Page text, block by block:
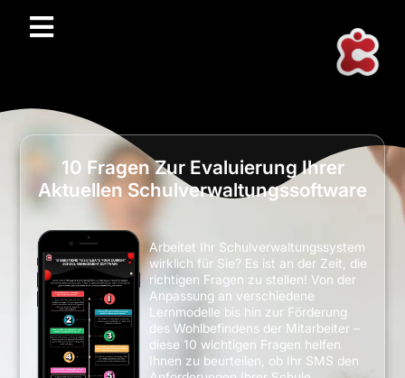
10 Fragen Zur Evaluierung Ihrer
Aktuellen Schulverwaltungssoftware
Arbeitet Ihr Schulverwaltungssystem
wirklich für Sie? Es ist an der Zeit, die
richtigen Fragen zu stellen! Von der
Anpassung an verschiedene
Lernmodelle bis hin zur Förderung
des Wohlbefindens der Mitarbeiter –
diese 10 wichtigen Fragen helfen
Ihnen zu beurteilen, ob Ihr SMS den